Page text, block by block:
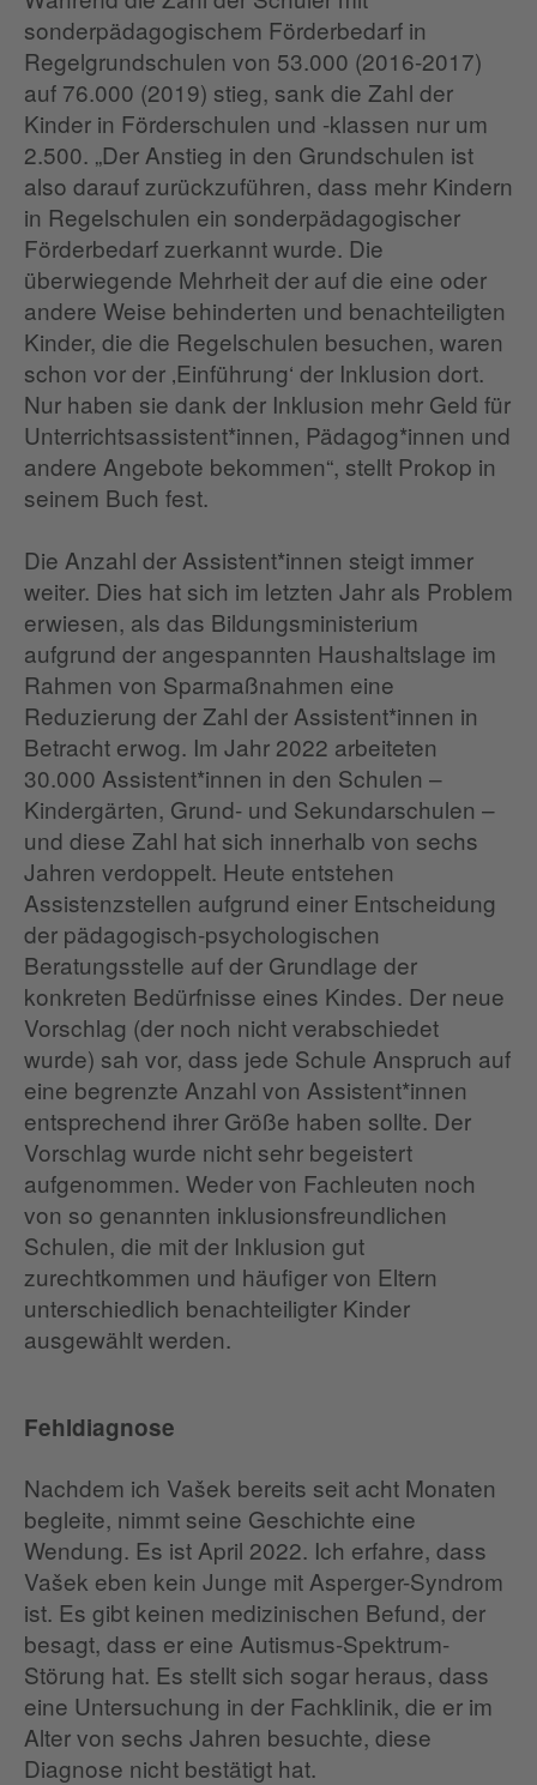
sonderpädagogischem Förderbedarf in
Regelgrundschulen von 53.000 (2016-2017)
auf 76.000 (2019) stieg, sank die Zahl der
Kinder in Förderschulen und -klassen nur um
2.500. „Der Anstieg in den Grundschulen ist
also darauf zurückzuführen, dass mehr Kindern
in Regelschulen ein sonderpädagogischer
Förderbedarf zuerkannt wurde. Die
überwiegende Mehrheit der auf die eine oder
andere Weise behinderten und benachteiligten
Kinder, die die Regelschulen besuchen, waren
schon vor der ‚Einführung‘ der Inklusion dort.
Nur haben sie dank der Inklusion mehr Geld für
Unterrichtsassistent*innen, Pädagog*innen und
andere Angebote bekommen“, stellt Prokop in
seinem Buch fest.
Die Anzahl der Assistent*innen steigt immer
weiter. Dies hat sich im letzten Jahr als Problem
erwiesen, als das Bildungsministerium
aufgrund der angespannten Haushaltslage im
Rahmen von Sparmaßnahmen eine
Reduzierung der Zahl der Assistent*innen in
Betracht erwog. Im Jahr 2022 arbeiteten
30.000 Assistent*innen in den Schulen –
Kindergärten, Grund- und Sekundarschulen –
und diese Zahl hat sich innerhalb von sechs
Jahren verdoppelt. Heute entstehen
Assistenzstellen aufgrund einer Entscheidung
der pädagogisch-psychologischen
Beratungsstelle auf der Grundlage der
konkreten Bedürfnisse eines Kindes. Der neue
Vorschlag (der noch nicht verabschiedet
wurde) sah vor, dass jede Schule Anspruch auf
eine begrenzte Anzahl von Assistent*innen
entsprechend ihrer Größe haben sollte. Der
Vorschlag wurde nicht sehr begeistert
aufgenommen. Weder von Fachleuten noch
von so genannten inklusionsfreundlichen
Schulen, die mit der Inklusion gut
zurechtkommen und häufiger von Eltern
unterschiedlich benachteiligter Kinder
ausgewählt werden.
Fehldiagnose
Nachdem ich Vašek bereits seit acht Monaten
begleite, nimmt seine Geschichte eine
Wendung. Es ist April 2022. Ich erfahre, dass
Vašek eben kein Junge mit Asperger-Syndrom
ist. Es gibt keinen medizinischen Befund, der
besagt, dass er eine Autismus-Spektrum-
Störung hat. Es stellt sich sogar heraus, dass
eine Untersuchung in der Fachklinik, die er im
Alter von sechs Jahren besuchte, diese
Diagnose nicht bestätigt hat.